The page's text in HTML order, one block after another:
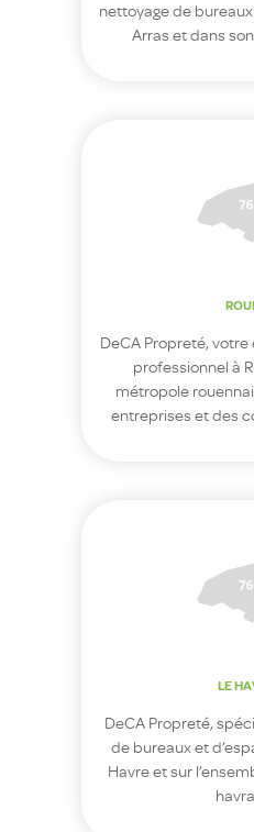
nettoyage de
Arras et dans
DeCA Propreté,
professionnel à
métropole
entreprises et des
LE
DeCA Propreté,
de bureaux et
Havre et sur